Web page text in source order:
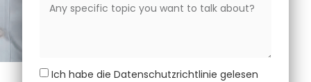
Ich habe die Datenschutzrichtlinie gelesen